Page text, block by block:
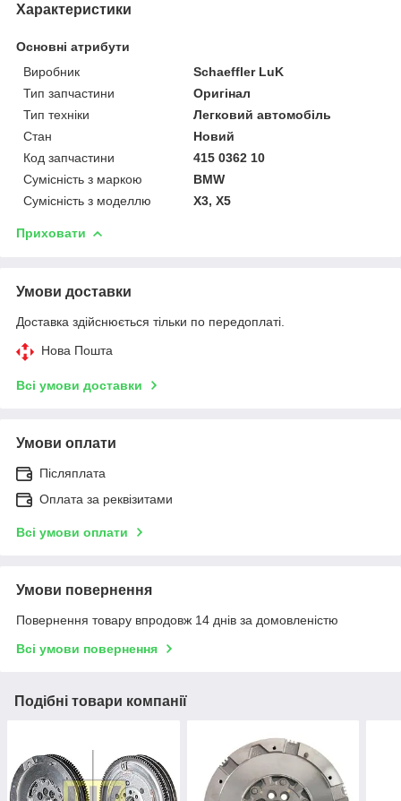
Характеристики
Основні атрибути
Виробник
Schaeffler LuK
Тип запчастини
Оригінал
Тип техніки
Легковий автомобіль
Стан
Новий
Код запчастини
415 0362 10
Сумісність з маркою
BMW
Сумісність з моделлю
X3, X5
Приховати
Умови доставки
Доставка здійснюється тільки по передоплаті.
Нова Пошта
Всі умови доставки
Умови оплати
Післяплата
Оплата за реквізитами
Всі умови оплати
Умови повернення
Повернення товару впродовж 14 днів за домовленістю
Всі умови повернення
Подібні товари компанії